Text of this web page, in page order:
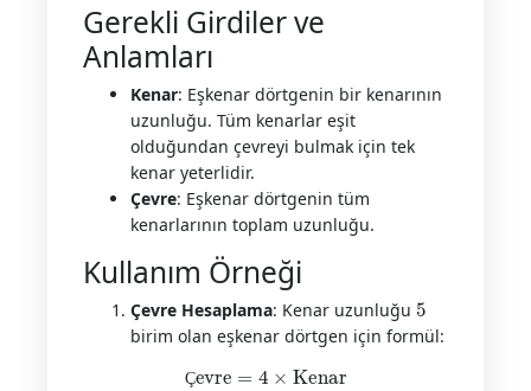
Gerekli Girdiler ve
Anlamları
Kenar: Eşkenar dörtgenin bir kenarının
uzunluğu. Tüm kenarlar eşit
olduğundan çevreyi bulmak için tek
kenar yeterlidir.
Çevre: Eşkenar dörtgenin tüm
kenarlarının toplam uzunluğu.
Kullanım Örneği
Çevre Hesaplama: Kenar uzunluğu
5
birim olan eşkenar dörtgen için formül:
Ç
Çevre= 4 ×Kenar